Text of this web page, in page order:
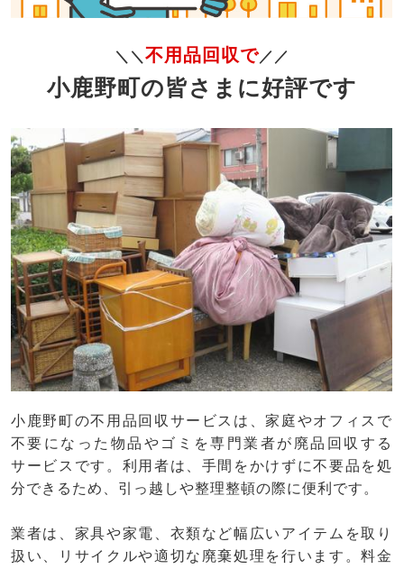
＼＼ 不用品回収で／／
小鹿野町の皆さまに好評です
小鹿野町の不用品回収サービスは、家庭やオフィスで
不要になった物品やゴミを専門業者が廃品回収する
サービスです。利用者は、手間をかけずに不要品を処
分できるため、引っ越しや整理整頓の際に便利です。
業者は、家具や家電、衣類など幅広いアイテムを取り
扱い、リサイクルや適切な廃棄処理を行います。料金